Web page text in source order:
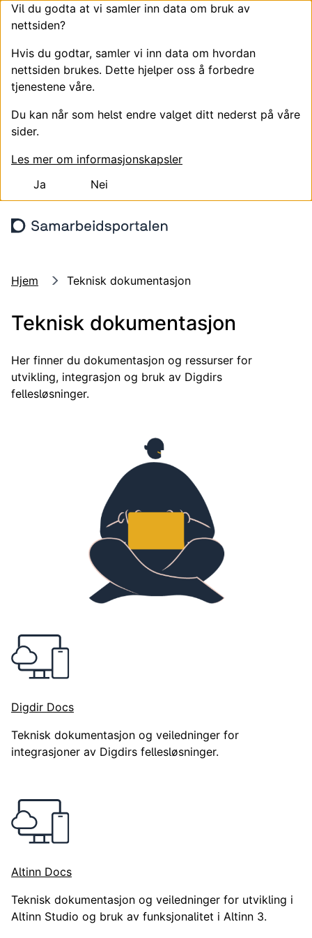
Vil du godta at vi samler inn data om bruk av
nettsiden?
Hvis du godtar, samler vi inn data om hvordan
nettsiden brukes. Dette hjelper oss å forbedre
tjenestene våre.
Du kan når som helst endre valget ditt nederst på våre
sider.
Les mer om informasjonskapsler
Ja
Nei
Hjem Teknisk dokumentasjon
Teknisk dokumentasjon
Her finner du dokumentasjon og ressurser for
utvikling, integrasjon og bruk av Digdirs
fellesløsninger.
Her finner du dokumentasjon og ressurser for utvikling,
Digdir Docs
Teknisk dokumentasjon og veiledninger for
integrasjoner av Digdirs fellesløsninger.
Altinn Docs
Teknisk dokumentasjon og veiledninger for utvikling i
Altinn Studio og bruk av funksjonalitet i Altinn 3.